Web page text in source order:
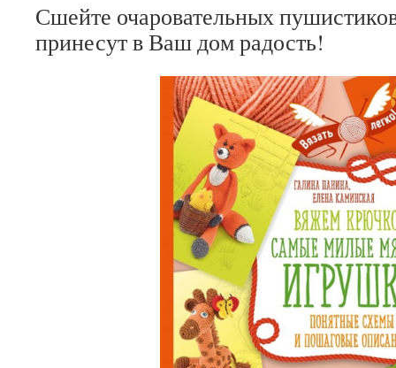
Сшейте очаровательных
принесут в Ваш дом радость!